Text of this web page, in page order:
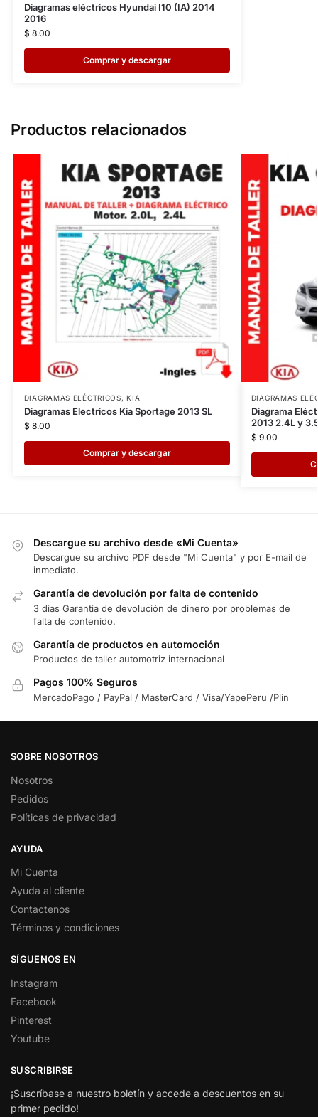
Diagramas eléctricos Hyundai I10 (IA) 2014
2016
$ 8.00
Comprar y descargar
Productos relacionados
DIAGRAMAS ELÉCTRICOS,KIA
Diagramas Electricos Kia Sportage 2013 SL
$ 8.00
Comprar y descargar
DIAGRAMAS
Diagrama
2013 2.4L y
$ 9.00
Descargue su archivo desde «Mi Cuenta»
Descargue su archivo PDF desde "Mi Cuenta" y por E-mail de
inmediato.
Garantía de devolución por falta de contenido
3 dias Garantia de devolución de dinero por problemas de
falta de contenido.
Garantía de productos en automoción
Productos de taller automotriz internacional
Pagos 100% Seguros
MercadoPago / PayPal / MasterCard / Visa/YapePeru /Plin
SOBRE NOSOTROS
Nosotros
Pedidos
Políticas de privacidad
AYUDA
Mi Cuenta
Ayuda al cliente
Contactenos
Términos y condiciones
SÍGUENOS EN
Instagram
Facebook
Pinterest
Youtube
SUSCRIBIRSE
¡Suscríbase a nuestro boletín y accede a descuentos en su
primer pedido!